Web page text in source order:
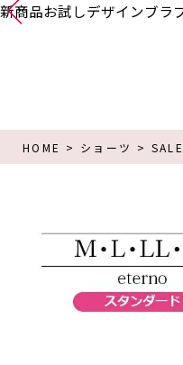
新商品お試しデザインブラ
HOME ショーツ